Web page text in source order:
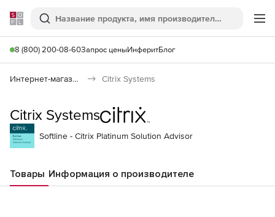
Softline
Поиск
8 (800) 200-08-60Запрос ценыИнферитБлог
Интернет-магазин Citrix Systems
Citrix Systems
Softline - Citrix Platinum Solution Advisor
Товары Информация о производителе